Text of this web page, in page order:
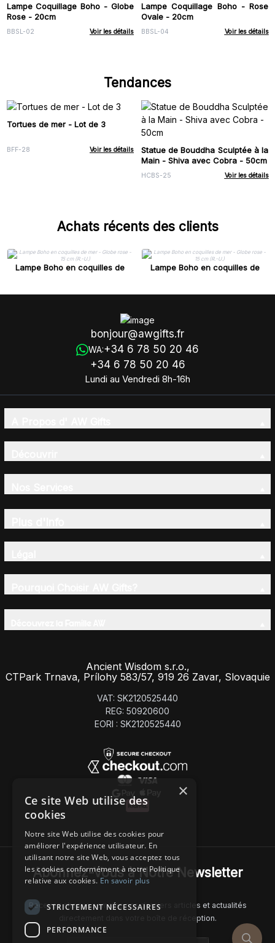
Lampe Coquillage Boho - Globe
Rose - 20cm
BBSL-02 Voir les détails
Lampe Coquillage Boho - Rose
Ovale - 20cm
BBSL-04 Voir les détails
Tendances
Tortues de mer - Lot de 3
BFF-28 Voir les détails
Statue de Bouddha Sculptée à la
Main - Shiva avec Cobra - 50cm
HCBS-25 Voir les détails
Achats récents des clients
Lampe Boho en coquilles de
Lampe Boho en coquilles de
bonjour@awgifts.fr
WA:+34 6 78 50 20 46
+34 6 78 50 20 46
Lundi au Vendredi 8h-16h
Ancient Wisdom s.r.o.,
CTPark Trnava, Prílohy 583/57, 919 26 Zavar, Slovaquie
VAT: SK2120525440
REG: 50920600
EORI : SK2120525440
Abonnez-Vous à Notre Newsletter
Recevez chaque semaine nos derniers articles et actualités
directement dans votre boîte de réception.
×
Ce site Web utilise des
cookies
Notre site Web utilise des cookies pour
améliorer l'expérience utilisateur. En
utilisant notre site Web, vous acceptez tous
les cookies conformément à notre Politique
relative aux cookies.En savoir plus
STRICTEMENT NÉCESSAIRES
PERFORMANCE